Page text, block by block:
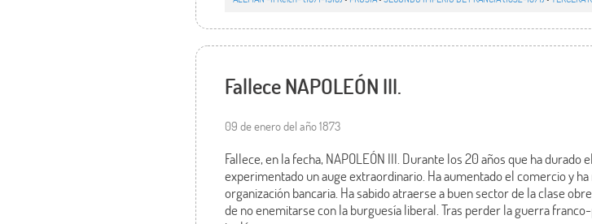
Fallece NAPOLEÓN III.
09 de enero del año 1873
Fallece, en la fecha, NAPOLEÓN III. Durante los 20 años que ha durado
experimentado un auge extraordinario. Ha aumentado el comercio y
organización bancaria. Ha sabido atraerse a buen sector de la clase
de no enemitarse con la burguesía liberal. Tras perder la guerra